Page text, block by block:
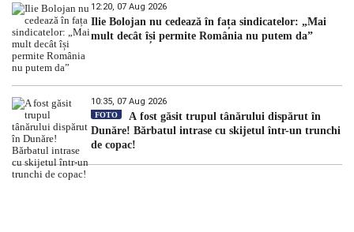
12:20, 07 Aug 2026
Ilie Bolojan nu cedează în fața sindicatelor: „Mai
mult decât își permite România nu putem da”
10:35, 07 Aug 2026
FOTO
A fost găsit trupul tânărului dispărut în
Dunăre! Bărbatul intrase cu skijetul într-un trunchi
de copac!